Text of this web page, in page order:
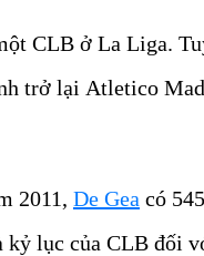
CLB ở La Liga.
trở lại Atletico
2011, De Gea có
lục của CLB đối